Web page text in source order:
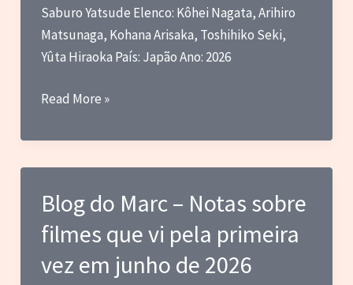
2026
Saburo Yatsude Elenco: Kôhei Nagata, Arihiro
Matsunaga, Kohana Arisaka, Toshihiko Seki,
Yûta Hiraoka País: Japão Ano: 2026
Critica
Gavan
Infinity
Read More »
Blog do Marc – Notas sobre
filmes que vi pela primeira
vez em junho de 2026